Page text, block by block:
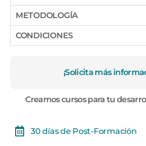
METODOLOGÍA
CONDICIONES
¡Solicita más
Creamos cursos para tu
30 días de Post-Formación